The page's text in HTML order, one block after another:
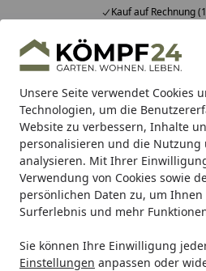
Unsere Seite verwendet Cookies
Technologien, um die
Website zu verbessern, Inhalte
personalisieren und die Nutzung
analysieren. Mit Ihrer
Verwendung von Cookies sowie
persönlichen Daten zu, um
Surferlebnis und mehr
Sie können Ihre Einwilligung
Einstellungen anpassen oder
Kauf auf Rechnung
Alle Produkte
Mein Konto
Suchen
Startseite
Unsere Montageteams
Die KÖMPF24
und zuverlässig!